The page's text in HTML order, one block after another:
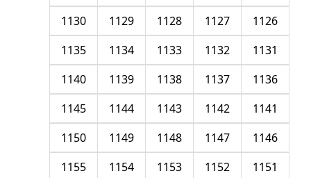
1126
1127
1128
1129
1130
1131
1132
1133
1134
1135
1136
1137
1138
1139
1140
1141
1142
1143
1144
1145
1146
1147
1148
1149
1150
1151
1152
1153
1154
1155